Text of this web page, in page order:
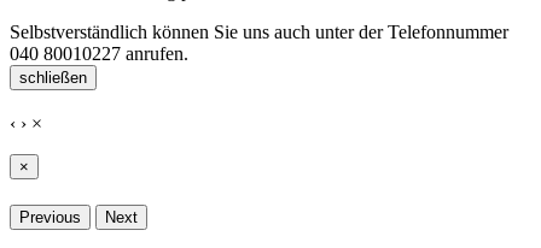
Selbstverständlich können Sie uns auch unter der Telefonnummer
040 80010227 anrufen.
schließen
‹ › ×
×
Previous Next